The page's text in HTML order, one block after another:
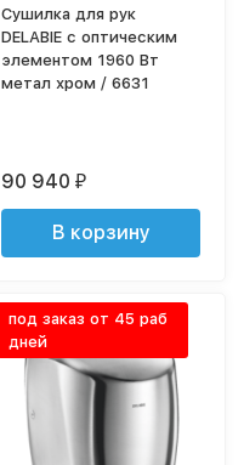
Сушилка для рук
DELABIE с оптическим
элементом 1960 Вт
метал хром / 6631
90 940₽
В корзину
под заказ от 45 раб
дней